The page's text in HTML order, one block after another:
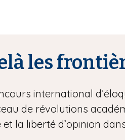
les
international
de révolutions
la liberté d’opinion